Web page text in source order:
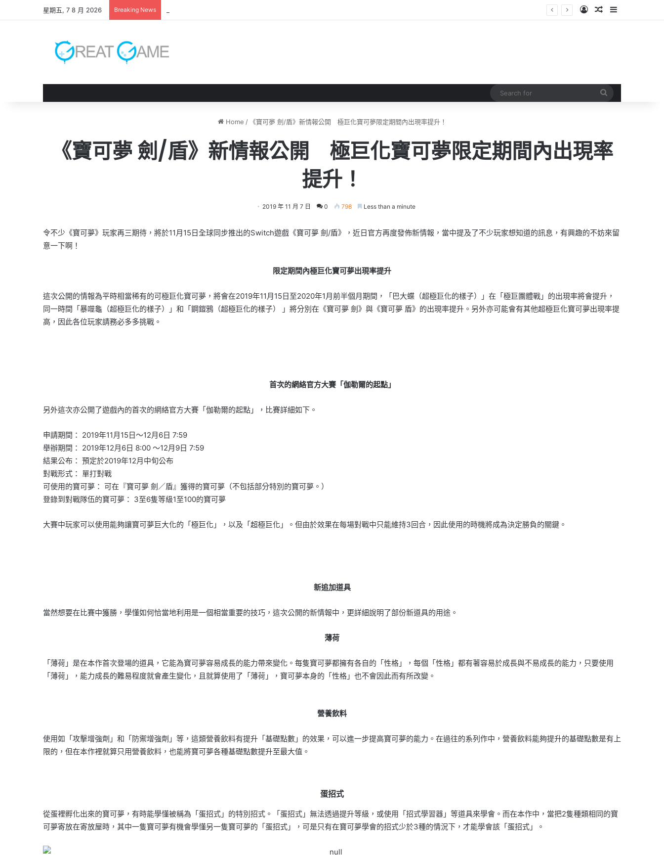
星期五, 7 8 月 2026 Breaking News Log InRandom Article
Sidebar
Home / 《寶可夢 劍/盾》新情報公開 極巨化寶可夢限定期間內出現率提升！
《寶可夢 劍/盾》新情報公開 極巨化寶可夢限定期間內出現率
提升！
2019 年 11 月 7 日 0 798 Less than a minute
令不少《寶可夢》玩家再三期待，將於11月15日全球同步推出的Switch遊戲《寶可夢 劍/盾》，近日官方再度發佈新情報，當中提及了不少玩家想知道的訊息，有興趣的不妨來留
意一下啊！
限定期間內極巨化寶可夢出現率提升
這次公開的情報為平時相當稀有的可極巨化寶可夢，將會在2019年11月15日至2020年1月前半個月期間，「巴大蝶（超極巨化的樣子）」在「極巨團體戰」的出現率將會提升，
同一時間「暴噬龜（超極巨化的樣子）」和「鋼鎧鴉（超極巨化的樣子） 」將分別在《寶可夢 劍》與《寶可夢 盾》的出現率提升。另外亦可能會有其他超極巨化寶可夢出現率提
高，因此各位玩家請務必多多挑戰。
首次的網絡官方大賽「伽勒爾的起點」
另外這次亦公開了遊戲內的首次的網絡官方大賽「伽勒爾的起點」，比賽詳細如下。
申請期間： 2019年11月15日～12月6日 7:59
舉辦期間： 2019年12月6日 8:00 ～12月9日 7:59
結果公布： 預定於2019年12月中旬公布
對戰形式： 單打對戰
可使用的寶可夢： 可在『寶可夢 劍／盾』獲得的寶可夢（不包括部分特別的寶可夢。）
登錄到對戰隊伍的寶可夢： 3至6隻等級1至100的寶可夢
大賽中玩家可以使用能夠讓寶可夢巨大化的「極巨化」，以及「超極巨化」。但由於效果在每場對戰中只能維持3回合，因此使用的時機將成為決定勝負的關鍵。
新追加道具
當然想要在比賽中獲勝，學懂如何恰當地利用是一個相當重要的技巧，這次公開的新情報中，更詳細說明了部份新道具的用途。
薄荷
「薄荷」是在本作首次登場的道具，它能為寶可夢容易成長的能力帶來變化。每隻寶可夢都擁有各自的「性格」，每個「性格」都有著容易於成長與不易成長的能力，只要使用
「薄荷」，能力成長的難易程度就會產生變化，且就算使用了「薄荷」，寶可夢本身的「性格」也不會因此而有所改變。
營養飲料
使用如「攻擊增強劑」和「防禦增強劑」等，這類營養飲料有提升「基礎點數」的效果，可以進一步提高寶可夢的能力。在過往的系列作中，營養飲料能夠提升的基礎點數是有上
限的，但在本作裡就算只用營養飲料，也能將寶可夢各種基礎點數提升至最大值。
蛋招式
從蛋裡孵化出來的寶可夢，有時能學懂被稱為「蛋招式」的特別招式。「蛋招式」無法透過提升等級，或使用「招式學習器」等道具來學會。而在本作中，當把2隻種類相同的寶
可夢寄放在寄放屋時，其中一隻寶可夢有機會學懂另一隻寶可夢的「蛋招式」，可是只有在寶可夢學會的招式少於3種的情況下，才能學會該「蛋招式」。